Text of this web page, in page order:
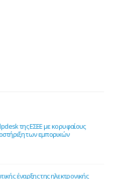
της ΕΣΕΕ με κορυφαίους
των εμπορικών
έναρξης της ηλεκτρονικής